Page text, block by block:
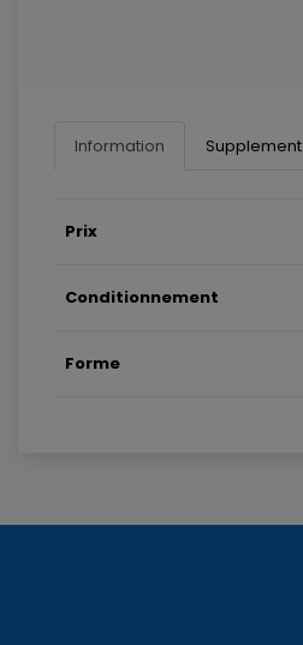
Information Supplement
Prix
Conditionnement
Forme